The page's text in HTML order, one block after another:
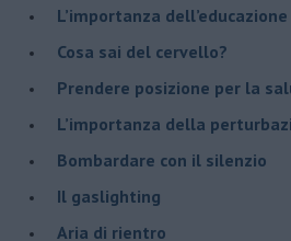
​L’importanza
​Cosa sai del cervello?
Prendere posizione per la
L’importanza della
​Bombardare con il silenzio
Il gaslighting
Aria di rientro